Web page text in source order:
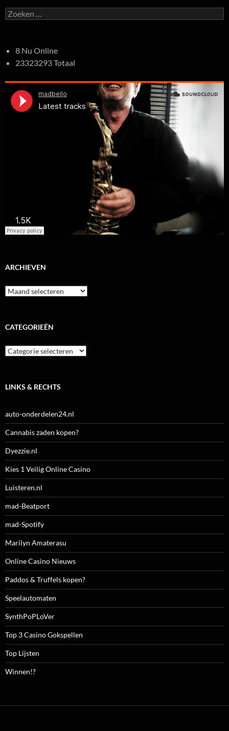
Zoeken
naar:
8 Nu Online
23323293 Totaal
ARCHIEVEN
Archieven
CATEGORIEËN
Categorieën
LINKS & RECHTS
auto-onderdelen24.nl
Cannabis zaden kopen?
Dyezzie.nl
Kies 1 Veilig Online Casino
Luisteren.nl
mad-Beatport
mad-Spotify
Marilyn Amaterasu
Online Casino Nieuws
Paddos & Truffels kopen?
Speelautomaten
SynthPoPLoVer
Top 3 Casino Gokspellen
Top Lijsten
Winnen!?